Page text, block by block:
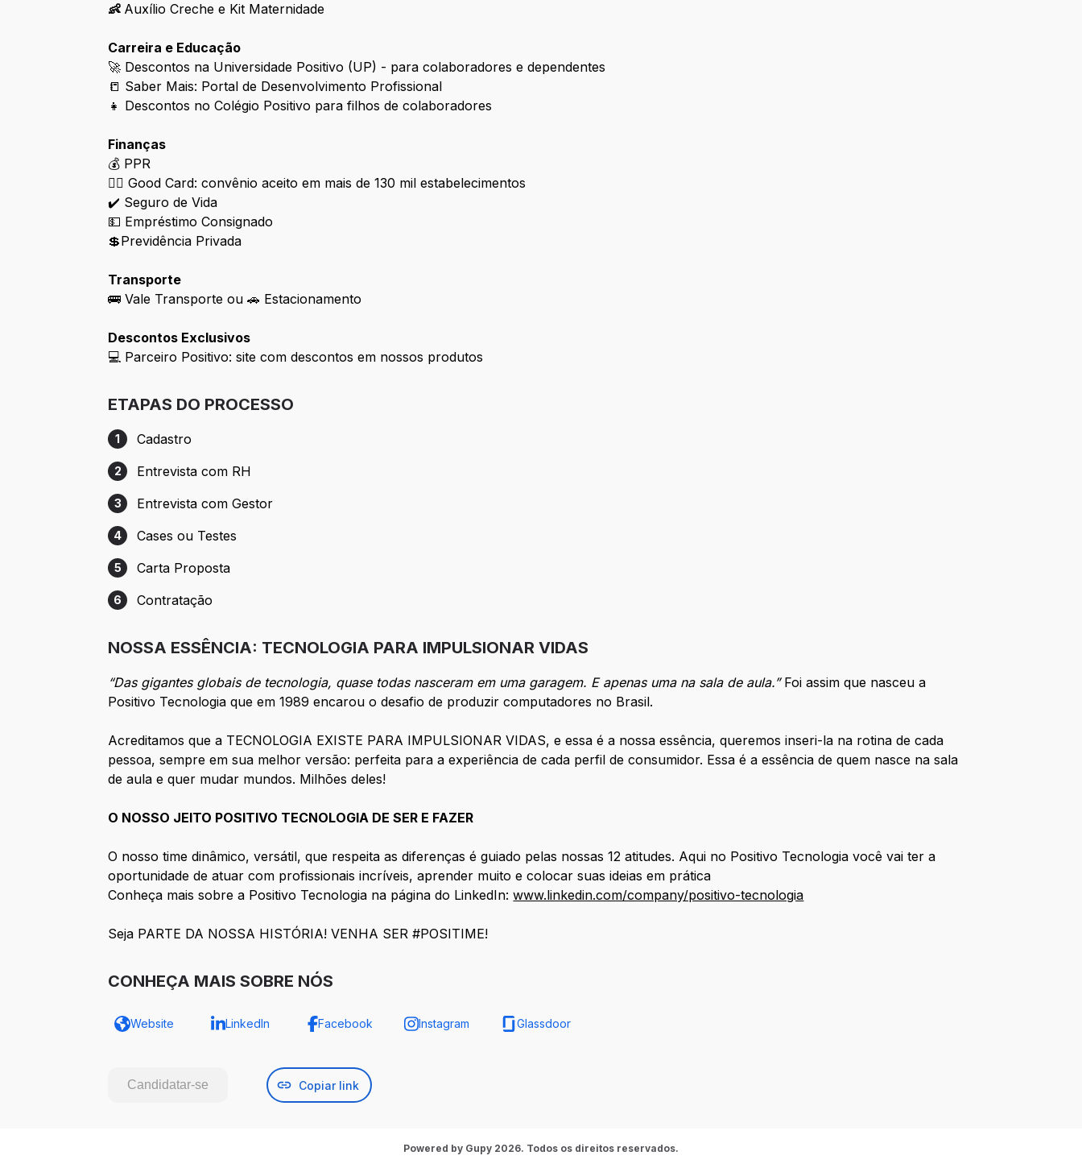
👶 Auxílio Creche e Kit Maternidade
Carreira e Educação
🚀 Descontos na Universidade Positivo (UP) - para colaboradores e dependentes
📒 Saber Mais: Portal de Desenvolvimento Profissional
👧 Descontos no Colégio Positivo para filhos de colaboradores
Finanças
💰 PPR
👉🏻Good Card: convênio aceito em mais de 130 mil estabelecimentos
✔️ Seguro de Vida
💵 Empréstimo Consignado
💲Previdência Privada
Transporte
🚌 Vale Transporte ou 🚗 Estacionamento
Descontos Exclusivos
💻 Parceiro Positivo: site com descontos em nossos produtos
ETAPAS DO PROCESSO
Etapa 1: Cadastro
1 Cadastro
Etapa 2: Entrevista com RH
2 Entrevista com RH
Etapa 3: Entrevista com Gestor
3 Entrevista com Gestor
Etapa 4: Cases ou Testes
4 Cases ou Testes
Etapa 5: Carta Proposta
5 Carta Proposta
Etapa 6: Contratação
6 Contratação
NOSSA ESSÊNCIA: TECNOLOGIA PARA IMPULSIONAR VIDAS
“Das gigantes globais de tecnologia, quase todas nasceram em uma garagem. E apenas uma na sala de aula.”Foi assim que nasceu a
Positivo Tecnologia que em 1989 encarou o desafio de produzir computadores no Brasil.
Acreditamos que a TECNOLOGIA EXISTE PARA IMPULSIONAR VIDAS, e essa é a nossa essência, queremos inseri-la na rotina de cada
pessoa, sempre em sua melhor versão: perfeita para a experiência de cada perfil de consumidor. Essa é a essência de quem nasce na sala
de aula e quer mudar mundos. Milhões deles!
O NOSSO JEITO POSITIVO TECNOLOGIA DE SER E FAZER
O nosso time dinâmico, versátil, que respeita as diferenças é guiado pelas nossas 12 atitudes. Aqui no Positivo Tecnologia você vai ter a
oportunidade de atuar com profissionais incríveis, aprender muito e colocar suas ideias em prática
Conheça mais sobre a Positivo Tecnologia na página do LinkedIn:www.linkedin.com/company/positivo-tecnologia
Seja PARTE DA NOSSA HISTÓRIA! VENHA SER #POSITIME!
CONHEÇA MAIS SOBRE NÓS
Website LinkedIn Facebook Instagram Glassdoor
Candidatar-se Copiar link
Powered by Gupy 2026. Todos os direitos reservados.